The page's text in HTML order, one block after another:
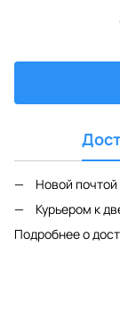
Новой
Курьером к
Подробнее о